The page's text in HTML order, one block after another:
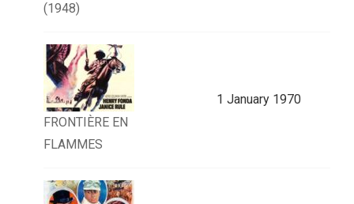
(1948)
FRONTIÈRE EN
FLAMMES
1 January 1970